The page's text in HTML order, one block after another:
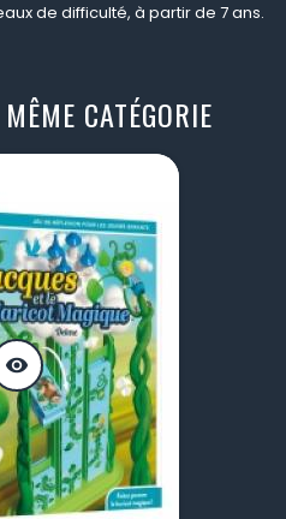
de difficulté, à partir de 7 ans.
CATÉGORIE
visibility